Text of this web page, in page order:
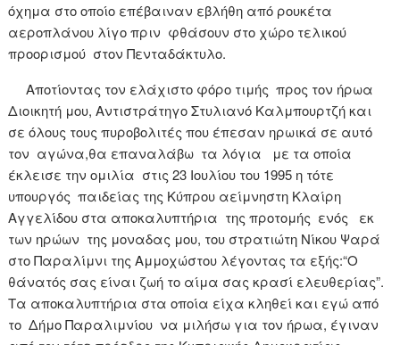
όχημα στο οποίο επέβαιναν εβλήθη από ρουκέτα
αεροπλάνου λίγο πριν φθάσουν στο χώρο τελικού
προορισμού στον Πενταδάκτυλο.
Αποτίοντας τον ελάχιστο φόρο τιμής προς τον ήρωα
Διοικητή μου, Αντιστράτηγο Στυλιανό Καλμπουρτζή και
σε όλους τους πυροβολιτές που έπεσαν ηρωικά σε αυτό
τον αγώνα,θα επαναλάβω τα λόγια με τα οποία
έκλεισε την ομιλία στις 23 Ιουλίου του 1995 η τότε
υπουργός παιδείας της Κύπρου αείμνηστη Κλαίρη
Αγγελίδου στα αποκαλυπτήρια της προτομής ενός εκ
των ηρώων της μοναδας μου, του στρατιώτη Νίκου Ψαρά
στο Παραλίμνι της Αμμοχώστου λέγοντας τα εξής:“Ο
θάνατός σας είναι ζωή το αίμα σας κρασί ελευθερίας”.
Τα αποκαλυπτήρια στα οποία είχα κληθεί και εγώ από
το Δήμο Παραλιμνίου να μιλήσω για τον ήρωα, έγιναν